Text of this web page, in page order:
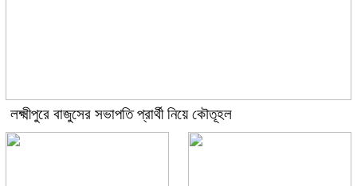
লক্ষ্মীপুরে বাজুসের সভাপতি প্রার্থী নিয়ে কৌতূহল